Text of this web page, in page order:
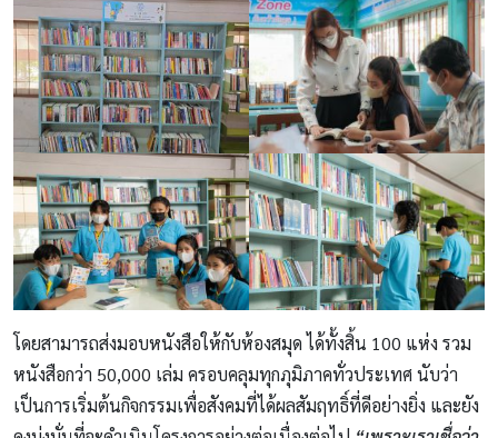
โดยสามารถส่งมอบหนังสือให้กับห้องสมุด ได้ทั้งสิ้น 100 แห่ง รวม
หนังสือกว่า 50,000 เล่ม ครอบคลุมทุกภุมิภาคทั่วประเทศ นับว่า
เป็นการเริ่มต้นกิจกรรมเพื่อสังคมที่ได้ผลสัมฤทธิ์ที่ดีอย่างยิ่ง และยัง